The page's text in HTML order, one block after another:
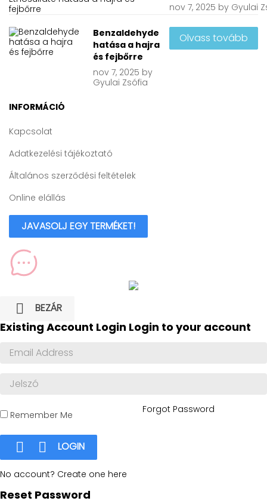
nov 7, 2025 by Gyulai
Benzaldehyde
hatása a hajra
és fejbőrre
nov 7, 2025 by
Gyulai Zsófia
Olvass tovább
INFORMÁCIÓ
Kapcsolat
Adatkezelési tájékoztató
Általános szerződési feltételek
Online elállás
JAVASOLJ EGY TERMÉKET!
 BEZÁR
Existing Account Login Login to your account
Remember Me Forgot Password
  LOGIN
No account? Create one here
Reset Password